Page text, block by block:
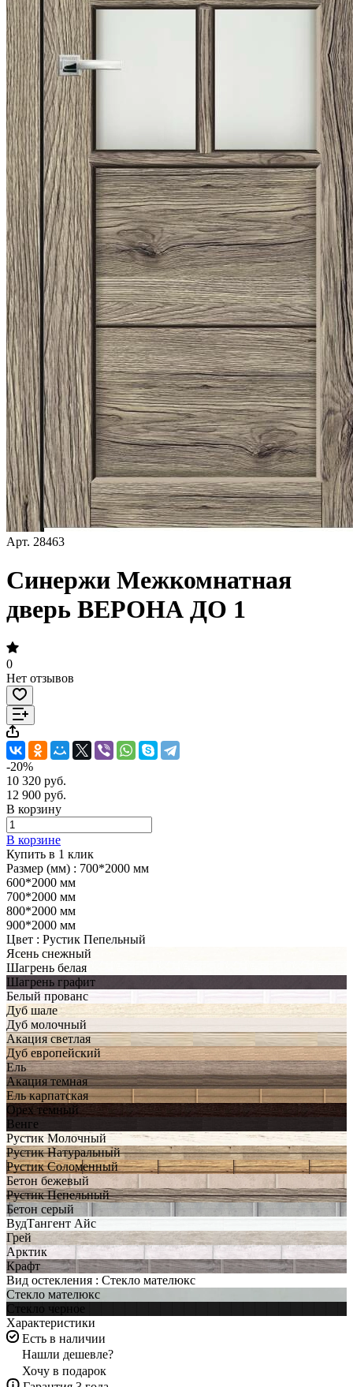
Арт. 28463
Синержи Межкомнатная
дверь ВЕРОНА ДО 1
0
Нет отзывов
-20%
10 320 руб.
12 900 руб.
В корзину
В корзине
Купить в 1 клик
Размер (мм) : 700*2000 мм
600*2000 мм
700*2000 мм
800*2000 мм
900*2000 мм
Цвет : Рустик Пепельный
Ясень снежный
Шагрень белая
Шагрень графит
Белый прованс
Дуб шале
Дуб молочный
Акация светлая
Дуб европейский
Ель
Акация темная
Ель карпатская
Орех темный
Венге
Рустик Молочный
Рустик Натуральный
Рустик Соломенный
Бетон бежевый
Рустик Пепельный
Бетон серый
ВудТангент Айс
Грей
Арктик
Крафт
Вид остекления : Стекло мателюкс
Стекло мателюкс
Стекло черное
Характеристики
Есть в наличии
Нашли дешевле?
Хочу в подарок